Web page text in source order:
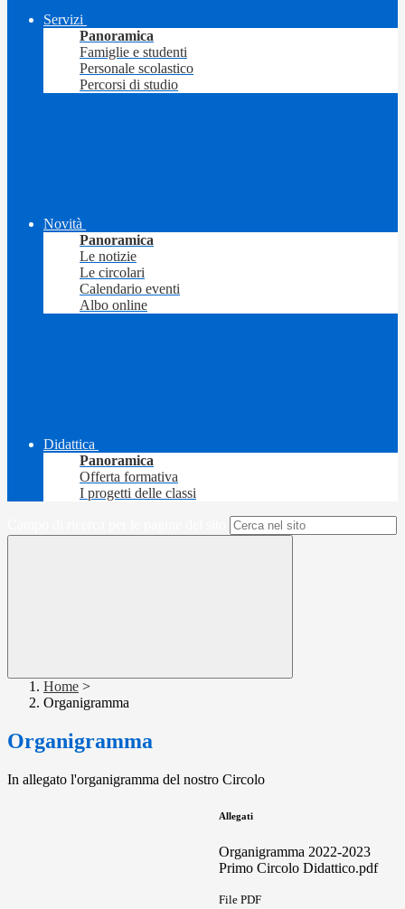
Servizi
Panoramica
Famiglie e studenti
Personale scolastico
Percorsi di studio
Novità
Panoramica
Le notizie
Le circolari
Calendario eventi
Albo online
Didattica
Panoramica
Offerta formativa
I progetti delle classi
Home >
Organigramma
Organigramma
In allegato l'organigramma del nostro Circolo
Allegati
Organigramma 2022-2023
Primo Circolo Didattico.pdf
File PDF